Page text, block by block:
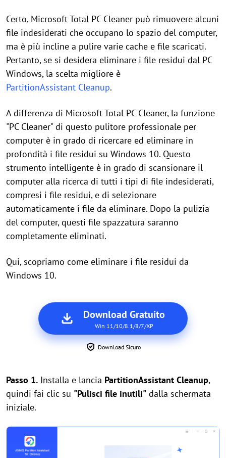
Certo, Microsoft Total PC Cleaner può rimuovere alcuni
file indesiderati che occupano lo spazio del computer,
ma è più incline a pulire varie cache e file scaricati.
Pertanto, se si desidera eliminare i file residui dal PC
Windows, la scelta migliore è
PartitionAssistant Cleanup.
A differenza di Microsoft Total PC Cleaner, la funzione
"PC Cleaner" di questo pulitore professionale per
computer è in grado di ricercare ed eliminare in
profondità i file residui su Windows 10. Questo
strumento intelligente è in grado di scansionare il
computer alla ricerca di tutti i tipi di file indesiderati,
compresi i file residui, e di selezionare
automaticamente i file da eliminare. Dopo la pulizia
del computer, questi file spazzatura saranno
completamente eliminati.
Qui, scopriamo come eliminare i file residui da
Windows 10.
Download Gratuito
Win 11/10/8.1/8/7/XP
Download Sicuro
Passo 1. Installa e lancia PartitionAssistant Cleanup,
quindi fai clic su "Pulisci file inutili" dalla schermata
iniziale.